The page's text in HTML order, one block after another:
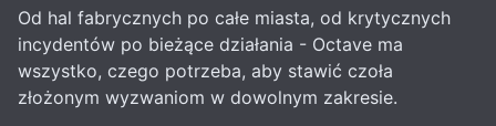
Od hal fabrycznych po całe miasta, od krytycznych
incydentów po bieżące działania - Octave ma
wszystko, czego potrzeba, aby stawić czoła
złożonym wyzwaniom w dowolnym zakresie.